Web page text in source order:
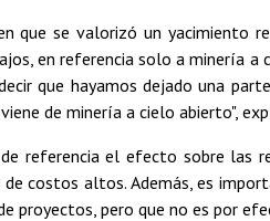
que se valorizó un yacimiento
en referencia solo a minería
que hayamos dejado una
de minería a cielo abierto",
referencia el efecto sobre las
costos altos. Además, es
proyectos, pero que no es por